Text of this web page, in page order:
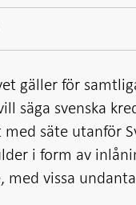
gäller för
säga svenska
säte utanför
i form av
med vissa